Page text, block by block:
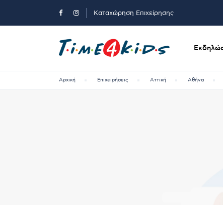
Καταχώρηση Επιχείρησης
Αρχική Επιχειρήσεις Αττική Αθήνα